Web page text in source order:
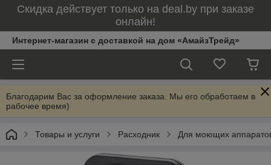
Скидка действует только на deal.by при заказе
онлайн!
Интернет-магазин с доставкой на дом «АмайзТрейд»
Благодарим Вас за оформление заказа. Мы его обработаем в
рабочее время)
Товары и услуги Расходник Для моющих